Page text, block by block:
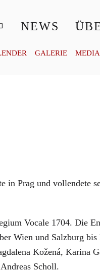
NEWS
GALERIE MEDIA
in Prag und vollendete
Vocale 1704. Die
Wien und Salzburg
Kožená, Karina
Scholl.